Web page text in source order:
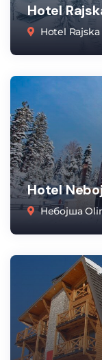
Hotel
Hotel
Hotel
Небојша